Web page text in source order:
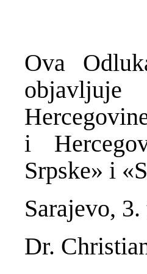
Ova
i
Srpske» i
Sarajevo,
Dr.